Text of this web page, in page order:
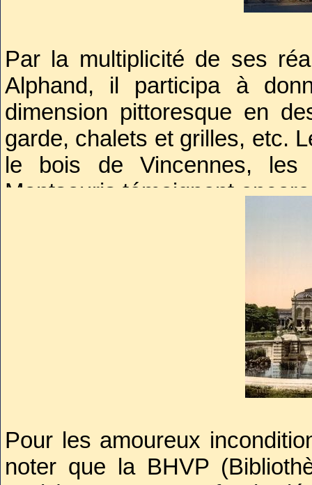
Par la multiplicité de ses
Alphand, il participa à
dimension pittoresque en
garde, chalets et grilles, etc.
le bois de Vincennes, les
Montsouris témoignent
urbanisa les jardins autant
Notre homme s’intéressait
que sa carrière s’acheva
avec Jules Bourdais
l’Exposition universelle de
les accents mauresques
Pour les amoureux
noter que la BHVP